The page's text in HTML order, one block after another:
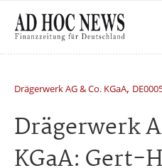
Drägerwerk AG & Co. KGaA,
Drägerwerk
KGaA: Gert-